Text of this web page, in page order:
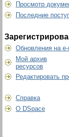
Просмотр
Последние
Обновления на e-
Мой архив
ресурсов
Редактировать
Справка
О DSpace